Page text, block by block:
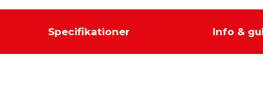
Specifikationer Info &